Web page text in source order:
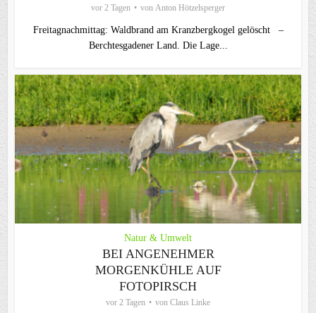
vor 2 Tagen von Anton Hötzelsperger
Freitagnachmittag: Waldbrand am Kranzbergkogel gelöscht –
Berchtesgadener Land. Die Lage...
Natur & Umwelt
BEI ANGENEHMER
MORGENKÜHLE AUF
FOTOPIRSCH
vor 2 Tagen von Claus Linke